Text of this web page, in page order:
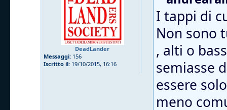
DeadLander
Messaggi: 156
Iscritto il: 19/10/2015, 16:16
I tappi di
Non sono
, alti o
semiasse
essere
meno